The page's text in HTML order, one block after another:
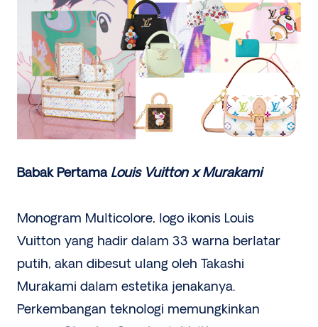
Babak Pertama Louis Vuitton x Murakami
Monogram Multicolore, logo ikonis Louis
Vuitton yang hadir dalam 33 warna berlatar
putih, akan dibesut ulang oleh Takashi
Murakami dalam estetika jenakanya.
Perkembangan teknologi memungkinkan